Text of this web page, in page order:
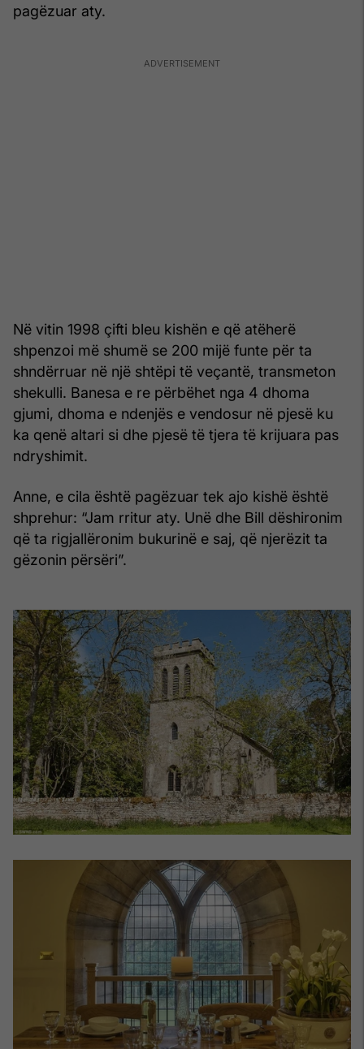
pagëzuar aty.
Në vitin 1998 çifti bleu kishën e që atëherë
shpenzoi më shumë se 200 mijë funte për ta
shndërruar në një shtëpi të veçantë, transmeton
shekulli. Banesa e re përbëhet nga 4 dhoma
gjumi, dhoma e ndenjës e vendosur në pjesë ku
ka qenë altari si dhe pjesë të tjera të krijuara pas
ndryshimit.
Anne, e cila është pagëzuar tek ajo kishë është
shprehur: “Jam rritur aty. Unë dhe Bill dëshironim
që ta rigjallëronim bukurinë e saj, që njerëzit ta
gëzonin përsëri”.